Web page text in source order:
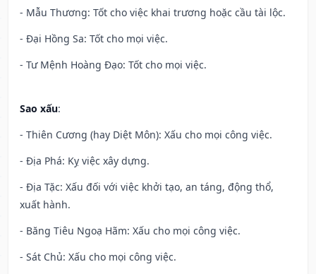
- Mẫu Thương: Tốt cho việc khai trương hoặc cầu tài lộc.
- Đại Hồng Sa: Tốt cho mọi việc.
- Tư Mệnh Hoàng Đạo: Tốt cho mọi việc.
Sao xấu:
- Thiên Cương (hay Diệt Môn): Xấu cho mọi công việc.
- Địa Phá: Kỵ việc xây dựng.
- Địa Tặc: Xấu đối với việc khởi tạo, an táng, động thổ,
xuất hành.
- Băng Tiêu Ngoạ Hãm: Xấu cho mọi công việc.
- Sát Chủ: Xấu cho mọi công việc.